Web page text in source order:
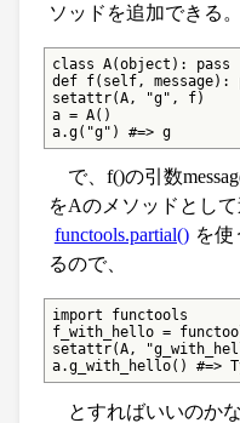
ソッドを追加できる。
class A(object): pass
def f(self, message):
setattr(A, "g", f)
a = A()
a.g("g") #=> g
で、f()の引数
をAのメソッドとし
functools.partial() を使
るので、
import functools
f_with_hello =
setattr(A,
a.g_with_hello() #=>
とすればいいのか